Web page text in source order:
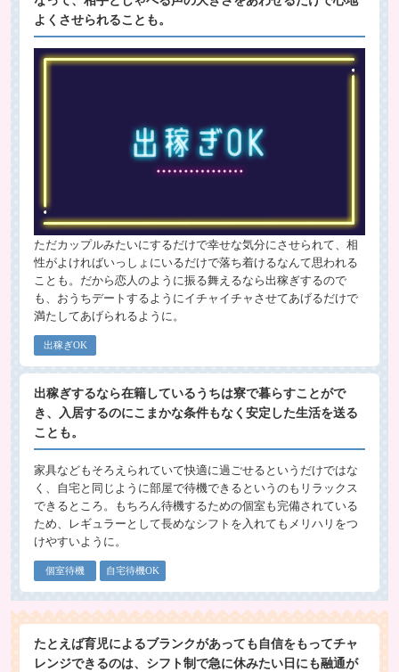
よくさせられることも。
ただカップルみたいにするだけで幸せな気分にさせられて、相
性がよければいっしょにいるだけで落ち着けるなんて思われる
ことも。だから恋人のように振る舞えるなら出稼ぎするので
も、おうちデートするようにイチャイチャさせてあげるだけで
満たしてあげられるように。
出稼ぎOK
出稼ぎするなら在籍しているうちは寮で暮らすことがで
き、入居するのにこまかな条件もなく安定した生活を送る
ことも。
家具などもそろえられていて快適に過ごせるというだけではな
く、自宅と同じように部屋で待機できるというのもリラックス
できるところ。もちろん待機するための個室も完備されている
ため、レギュラーとして長めなシフトを入れてもメリハリをつ
けやすいように。
個室待機 自宅待機OK
たとえば育児によるブランクがあっても自信をもってチャ
レンジできるのは、シフト制で急に休みたい日にも融通が